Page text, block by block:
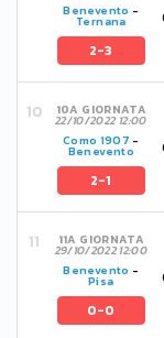
Benevento -
Ternana
2-3
10A GIORNATA
22/10/2022 12:00
Como 1907 -
Benevento
2-1
11A GIORNATA
29/10/2022 12:00
Benevento -
Pisa
0-0